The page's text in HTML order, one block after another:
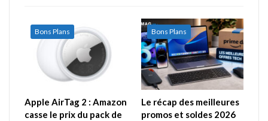
Bons Plans
Apple AirTag 2 : Amazon
casse le prix du pack de
Bons Plans
Le récap des meilleures
promos et soldes 2026